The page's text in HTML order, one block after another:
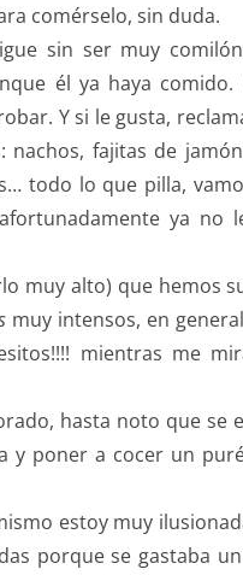
comérselo, sin duda.
sin ser muy
él ya haya
Y si le gusta,
nachos, fajitas de
todo lo que pilla,
ya no
muy alto) que hemos
muy intensos, en
mientras me
hasta noto que se
y poner a cocer un
estoy muy
porque se gastaba